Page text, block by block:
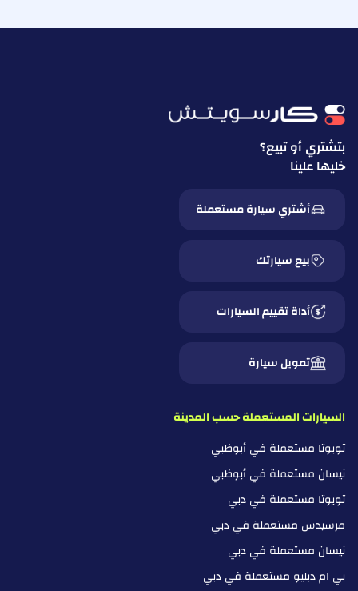
بتشتري أو تبيع؟
خليها علينا
أشتري سيارة مستعملة
بيع سيارتك
أداة تقييم السيارات
تمويل سيارة
السيارات المستعملة حسب المدينة
تويوتا مستعملة في أبوظبي
نيسان مستعملة في أبوظبي
تويوتا مستعملة في دبي
مرسيدس مستعملة في دبي
نيسان مستعملة في دبي
بي ام دبليو مستعملة في دبي